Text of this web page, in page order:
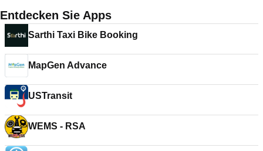
Entdecken Sie Apps
Sarthi Taxi Bike Booking
MapGen Advance
USTransit
WEMS - RSA